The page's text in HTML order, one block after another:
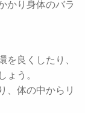
かり身体のバラ
良くしたり、
う。
、体の中からリ